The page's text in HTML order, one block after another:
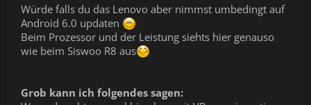
Würde falls du das Lenovo aber nimmst umbedingt auf
Android 6.0 updaten
Beim Prozessor und der Leistung siehts hier genauso
wie beim Siswoo R8 aus
Grob kann ich folgendes sagen: